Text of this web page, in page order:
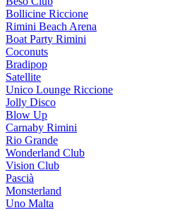
Bollicine Riccione
Rimini Beach Arena
Boat Party Rimini
Coconuts
Bradipop
Satellite
Unico Lounge Riccione
Jolly Disco
Blow Up
Carnaby Rimini
Rio Grande
Wonderland Club
Vision Club
Pascià
Monsterland
Uno Malta